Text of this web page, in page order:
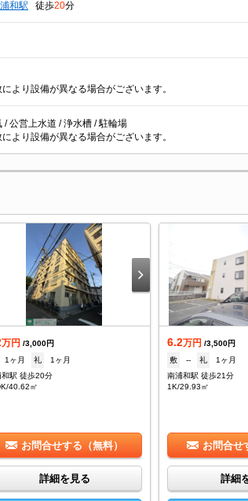
和駅 徒歩20分
より設備が異なる場合がございます。
/ 公営上水道 / 浄水槽 / 駐輪場
より設備が異なる場合がございます。
万円 /3,000円
1ヶ月 礼
1ヶ月
和駅 徒歩20分
40.62㎡
お問合せする（無料）
詳細を見る
6.2万円 /3,500円
敷
-- 礼
1ヶ月
南浦和駅 徒歩21分
1K/29.93㎡
お問合せ
詳細